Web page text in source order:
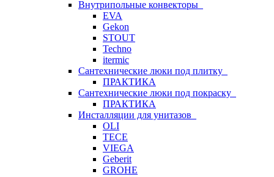
Внутрипольные конвекторы
EVA
Gekon
STOUT
Techno
itermic
Сантехнические люки под плитку
ПРАКТИКА
Сантехнические люки под покраску
ПРАКТИКА
Инсталляции для унитазов
OLI
TECE
VIEGA
Geberit
GROHE